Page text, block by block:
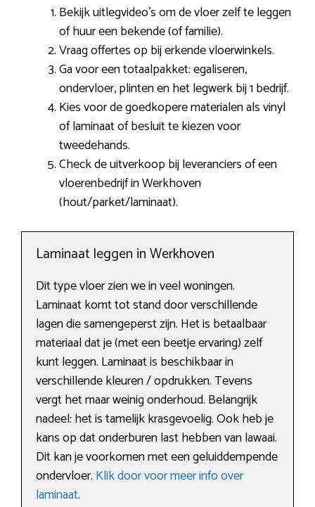
Bekijk uitlegvideo’s om de vloer zelf te leggen
of huur een bekende (of familie).
Vraag offertes op bij erkende vloerwinkels.
Ga voor een totaalpakket: egaliseren,
ondervloer, plinten en het legwerk bij 1 bedrijf.
Kies voor de goedkopere materialen als vinyl
of laminaat of besluit te kiezen voor
tweedehands.
Check de uitverkoop bij leveranciers of een
vloerenbedrijf in Werkhoven
(hout/parket/laminaat).
Laminaat leggen in Werkhoven
Dit type vloer zien we in veel woningen.
Laminaat komt tot stand door verschillende
lagen die samengeperst zijn. Het is betaalbaar
materiaal dat je (met een beetje ervaring) zelf
kunt leggen. Laminaat is beschikbaar in
verschillende kleuren / opdrukken. Tevens
vergt het maar weinig onderhoud. Belangrijk
nadeel: het is tamelijk krasgevoelig. Ook heb je
kans op dat onderburen last hebben van lawaai.
Dit kan je voorkomen met een geluiddempende
ondervloer. Klik door voor meer info over
laminaat.